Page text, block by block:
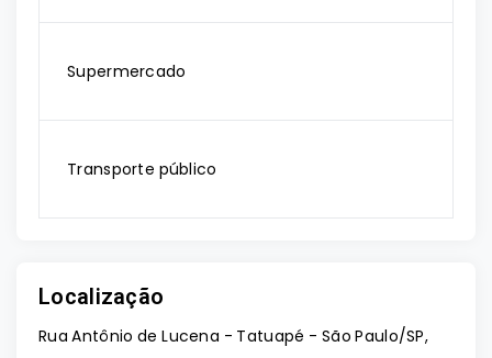
Supermercado
Transporte público
Localização
Rua Antônio de Lucena - Tatuapé - São Paulo/SP,